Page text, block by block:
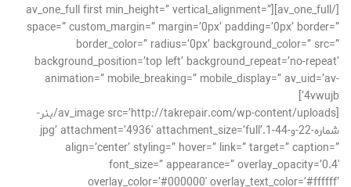
[/av_one_full][av_one_full first min_height=” vertical_alignment=”
space=” custom_margin=” margin=’0px’ padding=’0px’ border=”
border_color=” radius=’0px’ background_color=” src=”
background_position=’top left’ background_repeat=’no-repeat’
animation=” mobile_breaking=” mobile_display=” av_uid=’av-
4vwujb’]
[av_image src=’http://takrepair.com/wp-content/uploads/بنر-
شماره-22-و-44-1.jpg’ attachment=’4936′ attachment_size=’full’
align=’center’ styling=” hover=” link=” target=” caption=”
font_size=” appearance=” overlay_opacity=’0.4′
overlay_color=’#000000′ overlay_text_color=’#ffffff’